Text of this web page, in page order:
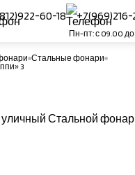
60-18 +7(969)216-
Пн-пт: с 09.00 до
Стальные фонари
3